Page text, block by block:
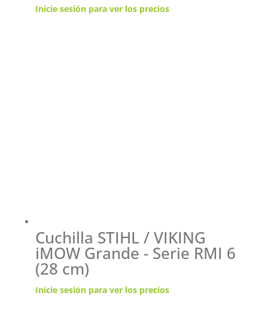
Inicie sesión para ver los precios
Cuchilla STIHL / VIKING
iMOW Grande - Serie RMI 6
(28 cm)
Inicie sesión para ver los precios